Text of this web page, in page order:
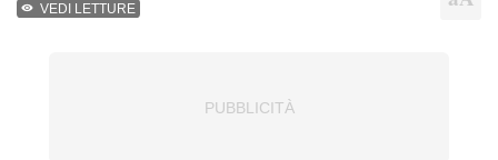
VEDI LETTURE